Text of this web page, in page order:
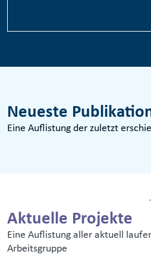
Neueste
Eine Auflistung der zuletzt
Aktuelle Projekte
Eine Auflistung aller aktuell
Arbeitsgruppe